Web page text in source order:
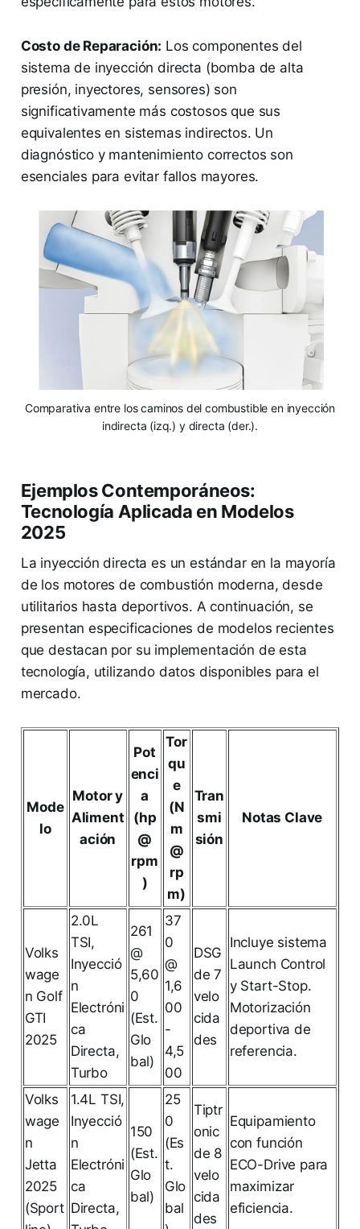
Costo de Reparación: Los componentes del
sistema de inyección directa (bomba de alta
presión, inyectores, sensores) son
significativamente más costosos que sus
equivalentes en sistemas indirectos. Un
diagnóstico y mantenimiento correctos son
esenciales para evitar fallos mayores.
Comparativa entre los caminos del combustible en inyección
indirecta (izq.) y directa (der.).
Ejemplos Contemporáneos:
Tecnología Aplicada en Modelos
2025
La inyección directa es un estándar en la mayoría
de los motores de combustión moderna, desde
utilitarios hasta deportivos. A continuación, se
presentan especificaciones de modelos recientes
que destacan por su implementación de esta
tecnología, utilizando datos disponibles para el
mercado.
Mode
lo
Motor y
Aliment
ación
Pot
enci
a
(hp
@
rpm
)
Tor
qu
e
(N
m
@
rp
m)
Tran
smi
sión
Notas Clave
Volks
wage
n Golf
GTI
2025
2.0L
TSI,
Inyecció
n
Electróni
ca
Directa,
Turbo
261
@
5,60
0
(Est.
Glo
bal)
37
0
@
1,6
00
-
4,5
00
DSG
de 7
velo
cida
des
Incluye sistema
Launch Control
y Start-Stop.
Motorización
deportiva de
referencia.
Volks
wage
n
Jetta
2025
(Sport
1.4L TSI,
Inyecció
n
Electróni
ca
Directa,
150
(Est.
Glo
bal)
25
0
(Es
t.
Glo
bal
Tiptr
onic
de 8
velo
cida
des
Equipamiento
con función
ECO-Drive para
maximizar
eficiencia.